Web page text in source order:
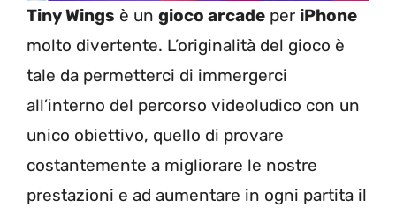
Tiny Wings è un gioco arcade per iPhone
molto divertente. L’originalità del gioco è
tale da permetterci di immergerci
all’interno del percorso videoludico con un
unico obiettivo, quello di provare
costantemente a migliorare le nostre
prestazioni e ad aumentare in ogni partita il